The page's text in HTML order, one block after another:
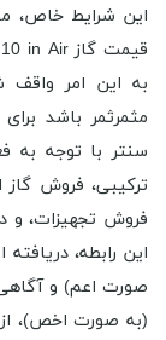
این شرایط خاص،
به این امر
مثمرثمر باشد
سنتر با توجه به
ترکیبی، فروش
فروش تجهیزات، و
این رابطه،
(به صورت اخص)، از